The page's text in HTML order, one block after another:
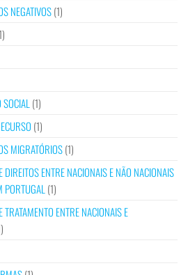
NEGATIVOS(1)
(1)
(1)
MIGRATÓRIOS(1)
DIREITOS ENTRE NACIONAIS E NÃO NACIONAIS
PORTUGAL (1)
ENTRE NACIONAIS E